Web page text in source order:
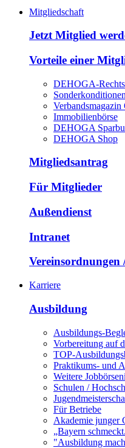
Mitgliedschaft
Jetzt Mitglied
Vorteile einer
DEHOGA-
Verbandsmagazin
Immobilienbörse
DEHOGA
DEHOGA Shop
Mitgliedsantrag
Für Mitglieder
Außendienst
Intranet
Vereinsordnungen
Karriere
Ausbildung
Ausbildungs-
Vorbereitung auf
TOP-
Praktikums- und
Weitere
Schulen /
Für Betriebe
Akademie junger
„Bayern
"Ausbildung